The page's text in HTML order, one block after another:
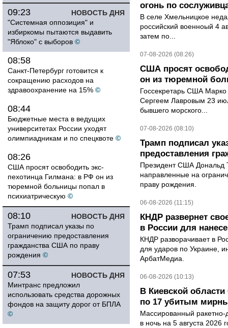
НОВОСТЬ ДНЯ
09:23
"Системная оппозиция" и
избиркомы пытаются выдавить
"Яблоко" с выборов ©
08:58
Санкт-Петербург готовится к
сокращению расходов на
здравоохранение на 15% ©
08:44
Бюджетные места в ведущих
университетах России уходят
олимпиадникам и по спецквоте ©
08:26
США просят освободить экс-
пехотинца Гилмана: в РФ он из
тюремной больницы попал в
психиатрическую ©
НОВОСТЬ ДНЯ
08:10
Трамп подписал указы по
ограничению предоставления
гражданства США по праву
рождения ©
НОВОСТЬ ДНЯ
07:53
Минтранс предложил
использовать средства дорожных
фондов на защиту дорог от БПЛА
©
огонь по
В селе Хмельницкое
российский военноый 4
затем по...
07-08-2026 (08:26)
США просят
он из тюремной
Госсекретарь США
Сергеем Лавровым 23
бывшего морского...
07-08-2026 (08:10)
Трамп подписал
предоставления
Президент США Дональд
направленные на
праву рождения.
06-08-2026 (11:15)
КНДР развернет
в России для
КНДР разворачивает в
для ударов по Украине,
АрбатМедиа.
06-08-2026 (10:13)
В Киевской
по 17 убитым
Массированный ракетно-
в ночь на 5 августа 2026